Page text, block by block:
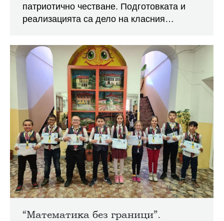
патриотично честване. Подготовката и
реализацията са дело на класния…
“Математика без граници”.